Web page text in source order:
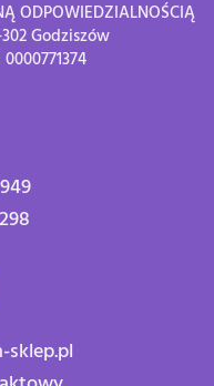
ODPOWIEDZIALNOŚCIĄ
Godziszów
sklep.pl